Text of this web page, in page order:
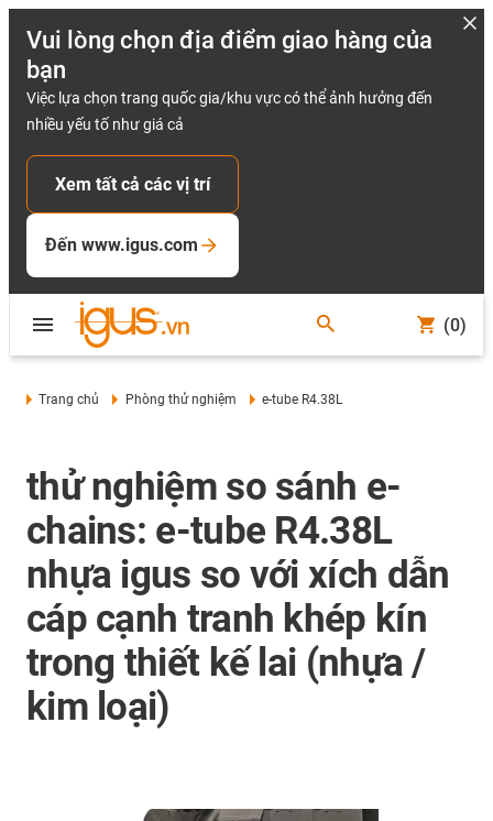
Vui lòng chọn địa điểm giao hàng của
bạn
Việc lựa chọn trang quốc gia/khu vực có thể ảnh hưởng đến
nhiều yếu tố như giá cả
Xem tất cả các vị trí
Đến www.igus.com
(0)
Trang chủ Phòng thử nghiệm e-tube R4.38L
thử nghiệm so sánh e-
chains: e-tube R4.38L
nhựa igus so với xích dẫn
cáp cạnh tranh khép kín
trong thiết kế lai (nhựa /
kim loại)